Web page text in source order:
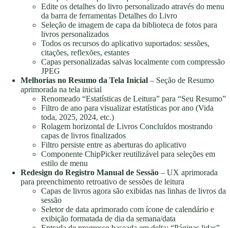
Edite os detalhes do livro personalizado através do menu
da barra de ferramentas Detalhes do Livro
Seleção de imagem de capa da biblioteca de fotos para
livros personalizados
Todos os recursos do aplicativo suportados: sessões,
citações, reflexões, estantes
Capas personalizadas salvas localmente com compressão
JPEG
Melhorias no Resumo da Tela Inicial – Seção de Resumo
aprimorada na tela inicial
Renomeado “Estatísticas de Leitura” para “Seu Resumo”
Filtro de ano para visualizar estatísticas por ano (Vida
toda, 2025, 2024, etc.)
Rolagem horizontal de Livros Concluídos mostrando
capas de livros finalizados
Filtro persiste entre as aberturas do aplicativo
Componente ChipPicker reutilizável para seleções em
estilo de menu
Redesign do Registro Manual de Sessão – UX aprimorada
para preenchimento retroativo de sessões de leitura
Capas de livros agora são exibidas nas linhas de livros da
sessão
Seletor de data aprimorado com ícone de calendário e
exibição formatada de dia da semana/data